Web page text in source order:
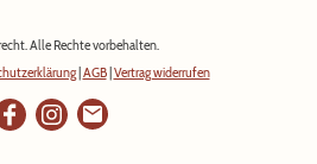
Alle Rechte vorbehalten.
| AGB| Vertrag widerrufen